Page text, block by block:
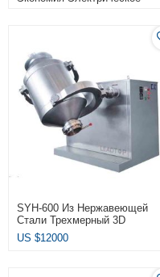
SYH-600 Из Нержавеющей
Стали Трехмерный 3D
Смеситель Для Порошка
US $12000